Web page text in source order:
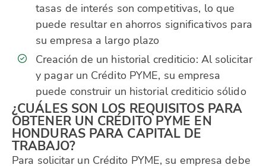
tasas de interés son competitivas, lo que
puede resultar en ahorros significativos para
su empresa a largo plazo
Creación de un historial crediticio: Al solicitar
y pagar un Crédito PYME, su empresa
puede construir un historial crediticio sólido
¿CUÁLES SON LOS REQUISITOS PARA
OBTENER UN CRÉDITO PYME EN
HONDURAS PARA CAPITAL DE
TRABAJO?
Para solicitar un Crédito PYME, su empresa debe